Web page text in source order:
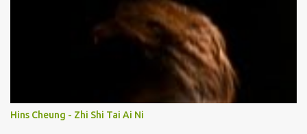
Hins Cheung - Zhi Shi Tai Ai Ni